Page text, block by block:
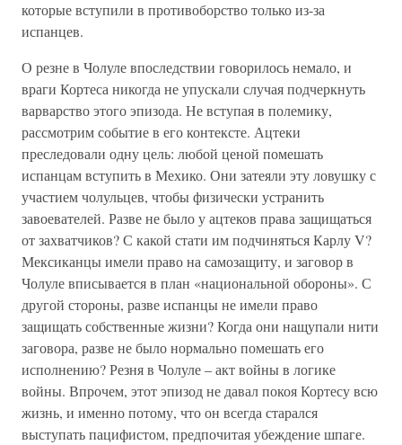
которые вступили в противоборство только из-за
испанцев.
О резне в Чолуле впоследствии говорилось немало, и
враги Кортеса никогда не упускали случая подчеркнуть
варварство этого эпизода. Не вступая в полемику,
рассмотрим событие в его контексте. Ацтеки
преследовали одну цель: любой ценой помешать
испанцам вступить в Мехико. Они затеяли эту ловушку с
участием чолульцев, чтобы физически устранить
завоевателей. Разве не было у ацтеков права защищаться
от захватчиков? С какой стати им подчиняться Карлу V?
Мексиканцы имели право на самозащиту, и заговор в
Чолуле вписывается в план «национальной обороны». С
другой стороны, разве испанцы не имели право
защищать собственные жизни? Когда они нащупали нити
заговора, разве не было нормально помешать его
исполнению? Резня в Чолуле – акт войны в логике
войны. Впрочем, этот эпизод не давал покоя Кортесу всю
жизнь, и именно потому, что он всегда старался
выступать пацифистом, предпочитая убеждение шпаге.